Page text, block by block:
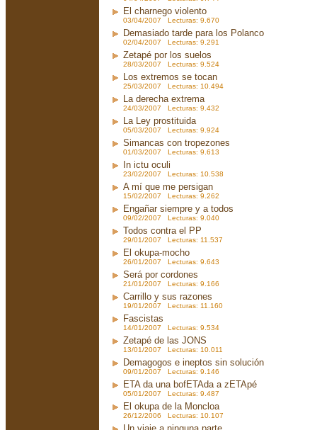
El charnego violento
03/04/2007 Lecturas: 9.670
Demasiado tarde para los Polanco
02/04/2007 Lecturas: 9.291
Zetapé por los suelos
28/03/2007 Lecturas: 9.524
Los extremos se tocan
25/03/2007 Lecturas: 10.494
La derecha extrema
24/03/2007 Lecturas: 9.432
La Ley prostituida
05/03/2007 Lecturas: 9.924
Simancas con tropezones
01/03/2007 Lecturas: 9.613
In ictu oculi
23/02/2007 Lecturas: 10.538
A mí que me persigan
15/02/2007 Lecturas: 9.262
Engañar siempre y a todos
09/02/2007 Lecturas: 9.040
Todos contra el PP
29/01/2007 Lecturas: 11.537
El okupa-mocho
26/01/2007 Lecturas: 9.643
Será por cordones
21/01/2007 Lecturas: 9.166
Carrillo y sus razones
19/01/2007 Lecturas: 11.160
Fascistas
14/01/2007 Lecturas: 9.534
Zetapé de las JONS
13/01/2007 Lecturas: 10.011
Demagogos e ineptos sin solución
09/01/2007 Lecturas: 9.146
ETA da una bofETAda a zETApé
05/01/2007 Lecturas: 9.487
El okupa de la Moncloa
26/12/2006 Lecturas: 10.107